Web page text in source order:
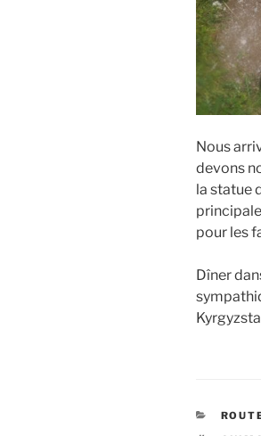
Nous
devons
la statue
pour les
Dîner